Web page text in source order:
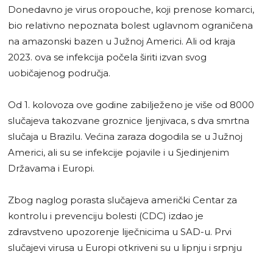
Donedavno je virus oropouche, koji prenose komarci,
bio relativno nepoznata bolest uglavnom ograničena
na amazonski bazen u Južnoj Americi. Ali od kraja
2023. ova se infekcija počela širiti izvan svog
uobičajenog područja.
Od 1. kolovoza ove godine zabilježeno je više od 8000
slučajeva takozvane groznice ljenjivaca, s dva smrtna
slučaja u Brazilu. Većina zaraza dogodila se u Južnoj
Americi, ali su se infekcije pojavile i u Sjedinjenim
Državama i Europi.
Zbog naglog porasta slučajeva američki Centar za
kontrolu i prevenciju bolesti (CDC) izdao je
zdravstveno upozorenje liječnicima u SAD-u. Prvi
slučajevi virusa u Europi otkriveni su u lipnju i srpnju